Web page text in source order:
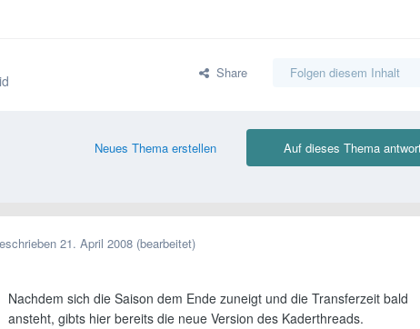
Share Folgen diesem Inhalt
Auf dieses Thema
Neues Thema erstellen
21. April 2008 (bearbeitet)
Nachdem sich die Saison dem Ende zuneigt und die Transferzeit bald
ansteht, gibts hier bereits die neue Version des Kaderthreads.